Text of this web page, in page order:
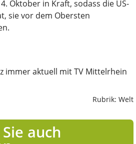
Oktober in Kraft, sodass die US-
sie vor dem Obersten
immer aktuell mit TV Mittelrhein
Rubrik: Welt
auch